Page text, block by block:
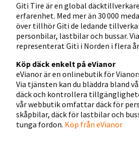
Giti Tire är en global
erfarenhet. Med mer än 30 000
över tillhör Giti de ledande
personbilar, lastbilar och bussar.
representerat Giti i Norden i flera
Köp däck enkelt på eVianor
eVianor är en onlinebutik för
Via tjänsten kan du bläddra bland
däck och kontrollera
vår webbutik omfattar däck för
skåpbilar, däck för lastbilar och
tunga fordon. Köp från eVianor